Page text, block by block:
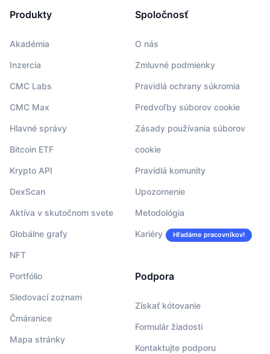
Produkty
Akadémia
Inzercia
CMC Labs
CMC Max
Hlavné správy
Bitcoin ETF
Krypto API
DexScan
Aktíva v skutočnom svete
Globálne grafy
NFT
Portfólio
Sledovací zoznam
Čmáranice
Mapa stránky
Spoločnosť
O nás
Zmluvné podmienky
Pravidlá ochrany súkromia
Predvoľby súborov cookie
Zásady používania súborov
cookie
Pravidlá komunity
Upozornenie
Metodológia
Kariéry Hľadáme pracovníkov!
Podpora
Získať kótovanie
Formulár žiadosti
Kontaktujte podporu